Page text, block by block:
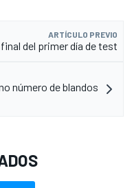
ARTÍCULO PREVIO
del primer día de test
número de blandos